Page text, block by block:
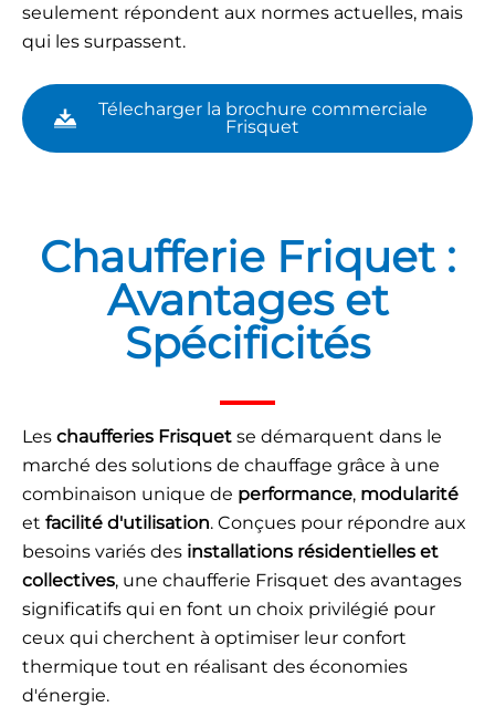
seulement répondent aux normes actuelles, mais
qui les surpassent.
Télecharger la brochure commerciale
Frisquet
Chaufferie Friquet :
Avantages et
Spécificités
Les chaufferies Frisquet se démarquent dans le
marché des solutions de chauffage grâce à une
combinaison unique de performance, modularité
et facilité d'utilisation. Conçues pour répondre aux
besoins variés des installations résidentielles et
collectives, une chaufferie Frisquet des avantages
significatifs qui en font un choix privilégié pour
ceux qui cherchent à optimiser leur confort
thermique tout en réalisant des économies
d'énergie.